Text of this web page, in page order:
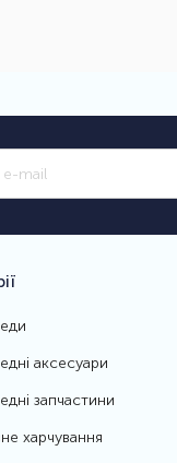
аксесуари
запчастини
харчування